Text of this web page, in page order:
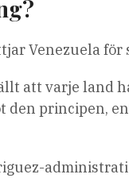
Venezuela för
att varje land
den principen,